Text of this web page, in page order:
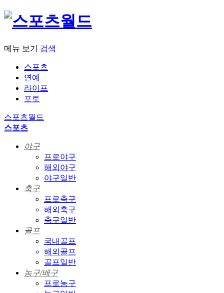
메뉴 보기 검색
스포츠
연예
라이프
포토
스포츠월드
스포츠
야구
프로야구
해외야구
야구일반
축구
프로축구
해외축구
축구일반
골프
국내골프
해외골프
골프일반
농구/배구
프로농구